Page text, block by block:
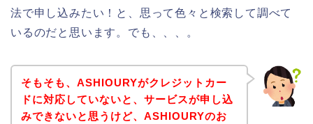
法で申し込みたい！と、思って色々と検索して調べて
いるのだと思います。でも、、、。
そもそも、ASHIOURYがクレジットカー
ドに対応していないと、サービスが申し込
みできないと思うけど、ASHIOURYのお